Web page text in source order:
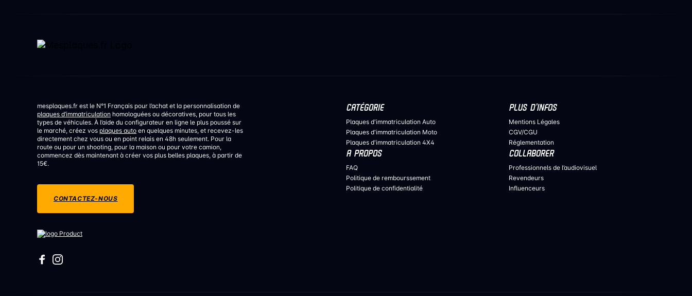
mesplaques.fr est le N°1 Français pour l’achat et la personnalisation de
plaques d’immatriculation homologuées ou décoratives, pour tous les
types de véhicules. À l’aide du configurateur en ligne le plus poussé sur
le marché, créez vos plaques auto en quelques minutes, et recevez-les
directement chez vous ou en point relais en 48h seulement. Pour la
route ou pour un shooting, pour la maison ou pour votre camion,
commencez dès maintenant à créer vos plus belles plaques, à partir de
15€.
CONTACTEZ-NOUS
CATÉGORIE
Plaques d'immatriculation Auto
Plaques d'immatriculation Moto
Plaques d'immatriculation 4X4
PLUS D’INFOS
Mentions Légales
CGV/CGU
Réglementation
A PROPOS
FAQ
Politique de rembourssement
Politique de confidentialité
COLLABORER
Professionnels de l’audiovisuel
Revendeurs
Influenceurs